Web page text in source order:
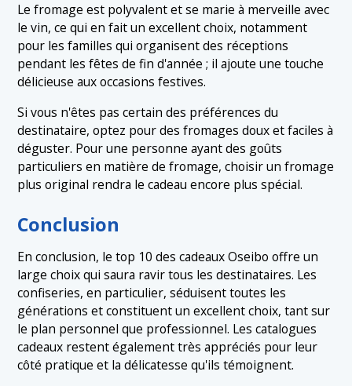
Le fromage est polyvalent et se marie à merveille avec
le vin, ce qui en fait un excellent choix, notamment
pour les familles qui organisent des réceptions
pendant les fêtes de fin d'année ; il ajoute une touche
délicieuse aux occasions festives.
Si vous n'êtes pas certain des préférences du
destinataire, optez pour des fromages doux et faciles à
déguster. Pour une personne ayant des goûts
particuliers en matière de fromage, choisir un fromage
plus original rendra le cadeau encore plus spécial.
Conclusion
En conclusion, le top 10 des cadeaux Oseibo offre un
large choix qui saura ravir tous les destinataires. Les
confiseries, en particulier, séduisent toutes les
générations et constituent un excellent choix, tant sur
le plan personnel que professionnel. Les catalogues
cadeaux restent également très appréciés pour leur
côté pratique et la délicatesse qu'ils témoignent.